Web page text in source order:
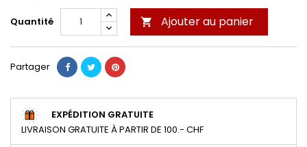
Quantité  Ajouter au panier
Partager
EXPÉDITION GRATUITE
LIVRAISON GRATUITE À PARTIR DE 100.- CHF